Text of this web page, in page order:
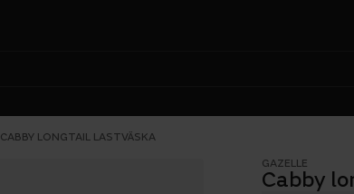
CABBY LONGTAIL LASTVÄSKA
GAZELLE
Cabby